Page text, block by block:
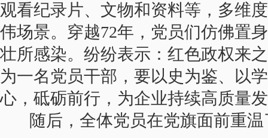
观看纪录片、文物和资料等，多维
伟场景。穿越72年，党员们仿佛置
壮所感染。纷纷表示：红色政权来
为一名党员干部，要以史为鉴、以
心，砥砺前行，为企业持续高质量
随后，全体党员在党旗面前重温